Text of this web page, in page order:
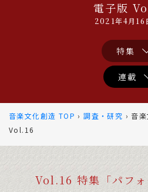
電子版
2021年4月16
特集
連載
音楽文化創造 TOP ›調査・研究 › 音
Vol.16
Vol.16 特集「パフォ